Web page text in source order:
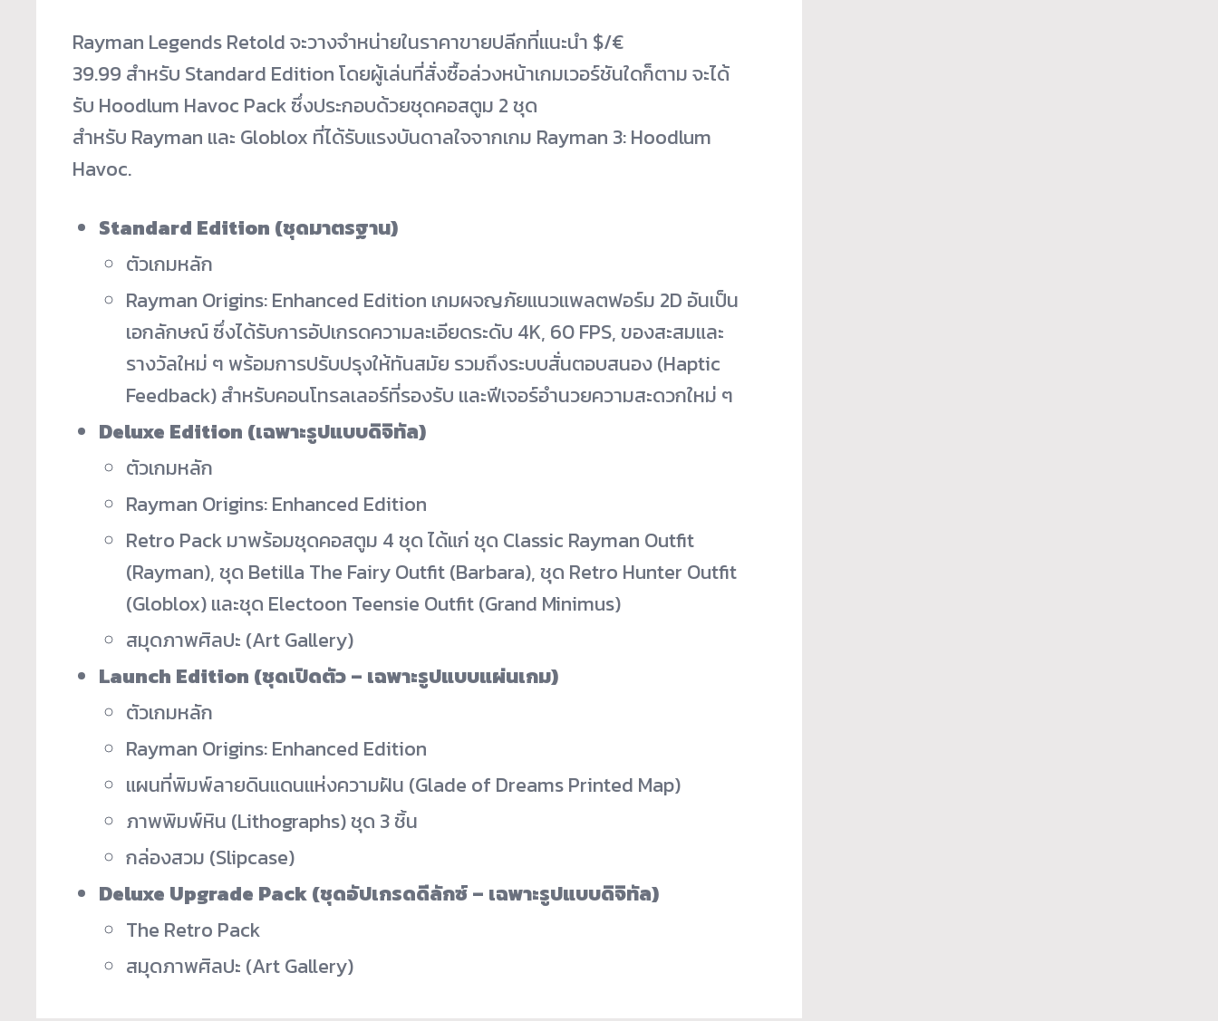
Rayman Legends Retold จะวางจำหน่ายในราคาขายปลีกที่แนะนำ $/€
39.99 สำหรับ Standard Edition โดยผู้เล่นที่สั่งซื้อล่วงหน้าเกมเวอร์ชันใดก็ตาม จะได้
รับ Hoodlum Havoc Pack ซึ่งประกอบด้วยชุดคอสตูม 2 ชุด
สำหรับ Rayman และ Globlox ที่ได้รับแรงบันดาลใจจากเกม Rayman 3: Hoodlum
Havoc.
Standard Edition (ชุดมาตรฐาน)
ตัวเกมหลัก
Rayman Origins: Enhanced Edition เกมผจญภัยแนวแพลตฟอร์ม 2D อันเป็น
เอกลักษณ์ ซึ่งได้รับการอัปเกรดความละเอียดระดับ 4K, 60 FPS, ของสะสมและ
รางวัลใหม่ ๆ พร้อมการปรับปรุงให้ทันสมัย รวมถึงระบบสั่นตอบสนอง (Haptic
Feedback) สำหรับคอนโทรลเลอร์ที่รองรับ และฟีเจอร์อำนวยความสะดวกใหม่ ๆ
Deluxe Edition (เฉพาะรูปแบบดิจิทัล)
ตัวเกมหลัก
Rayman Origins: Enhanced Edition
Retro Pack มาพร้อมชุดคอสตูม 4 ชุด ได้แก่ ชุด Classic Rayman Outfit
(Rayman), ชุด Betilla The Fairy Outfit (Barbara), ชุด Retro Hunter Outfit
(Globlox) และชุด Electoon Teensie Outfit (Grand Minimus)
สมุดภาพศิลปะ (Art Gallery)
Launch Edition (ชุดเปิดตัว – เฉพาะรูปแบบแผ่นเกม)
ตัวเกมหลัก
Rayman Origins: Enhanced Edition
แผนที่พิมพ์ลายดินแดนแห่งความฝัน (Glade of Dreams Printed Map)
ภาพพิมพ์หิน (Lithographs) ชุด 3 ชิ้น
กล่องสวม (Slipcase)
Deluxe Upgrade Pack (ชุดอัปเกรดดีลักซ์ – เฉพาะรูปแบบดิจิทัล)
The Retro Pack
สมุดภาพศิลปะ (Art Gallery)